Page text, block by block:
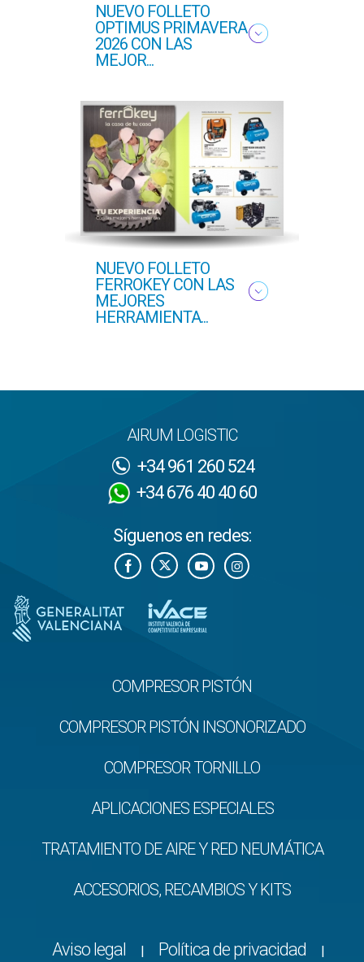
NUEVO FOLLETO
OPTIMUS PRIMAVERA
2026 CON LAS
MEJOR...
NUEVO FOLLETO
FERROKEY CON LAS
MEJORES
HERRAMIENTA...
AIRUM LOGISTIC
+34 961 260 524
+34 676 40 40 60
Síguenos en redes:
COMPRESOR PISTÓN
COMPRESOR PISTÓN INSONORIZADO
COMPRESOR TORNILLO
APLICACIONES ESPECIALES
TRATAMIENTO DE AIRE Y RED NEUMÁTICA
ACCESORIOS, RECAMBIOS Y KITS
Aviso legal Política de privacidad